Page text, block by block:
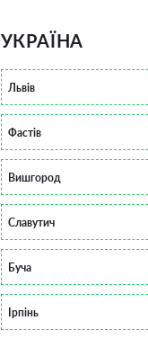
УКРАЇНА
Львів
Фастів
Вишгород
Славутич
Буча
Ірпінь